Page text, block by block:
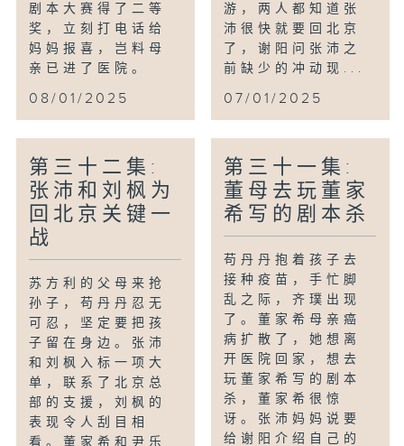
剧本大赛得了二等
奖，立刻打电话给
妈妈报喜，岂料母
亲已进了医院。
08/01/2025
游，两人都知道张
沛很快就要回北京
了，谢阳问张沛之
前缺少的冲动现...
07/01/2025
第三十二集:
张沛和刘枫为
回北京关键一
战
苏方利的父母来抢
孙子，苟丹丹忍无
可忍，坚定要把孩
子留在身边。张沛
和刘枫入标一项大
单，联系了北京总
部的支援，刘枫的
表现令人刮目相
看。董家希和尹乐
第三十一集:
董母去玩董家
希写的剧本杀
苟丹丹抱着孩子去
接种疫苗，手忙脚
乱之际，齐璞出现
了。董家希母亲癌
病扩散了，她想离
开医院回家，想去
玩董家希写的剧本
杀，董家希很惊
讶。张沛妈妈说要
给谢阳介绍自己的